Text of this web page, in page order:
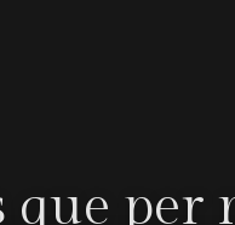
per